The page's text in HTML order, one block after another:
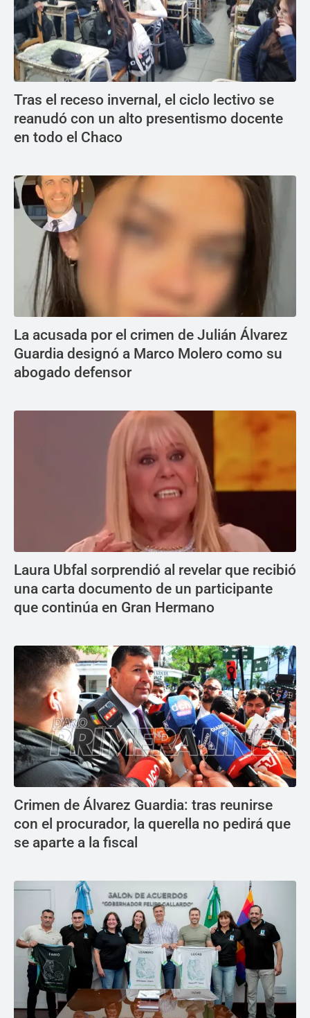
Tras el receso invernal, el ciclo lectivo se
reanudó con un alto presentismo docente
en todo el Chaco
La acusada por el crimen de Julián Álvarez
Guardia designó a Marco Molero como su
abogado defensor
Laura Ubfal sorprendió al revelar que recibió
una carta documento de un participante
que continúa en Gran Hermano
Crimen de Álvarez Guardia: tras reunirse
con el procurador, la querella no pedirá que
se aparte a la fiscal